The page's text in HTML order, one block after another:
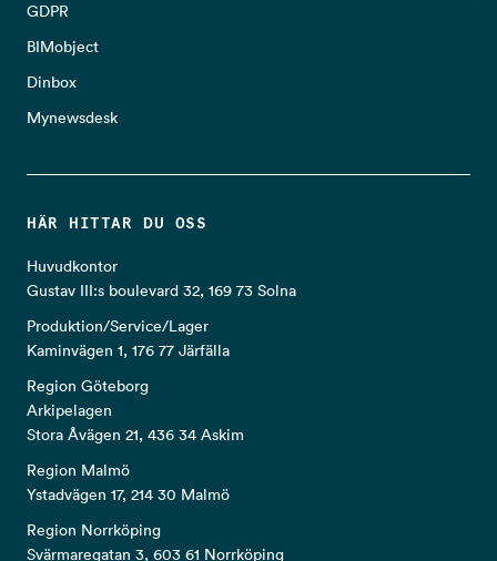
GDPR
BIMobject
Dinbox
Mynewsdesk
HÄR HITTAR DU OSS
Huvudkontor
Gustav III:s boulevard 32, 169 73 Solna
Produktion/Service/Lager
Kaminvägen 1, 176 77 Järfälla
Region Göteborg
Arkipelagen
Stora Åvägen 21, 436 34 Askim
Region Malmö
Ystadvägen 17, 214 30 Malmö
Region Norrköping
Svärmaregatan 3, 603 61 Norrköping